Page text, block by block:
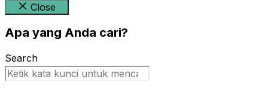
Close
Apa yang Anda cari?
Search